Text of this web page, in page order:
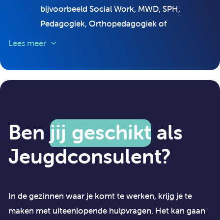
bijvoorbeeld Social Work, MWD, SPH,
Pedagogiek, Orthopedagogiek of
te registreren);
Kennis van en inzicht in de problematiek van
de doelgroep;
Bij voorkeur ervaring in het werken met
Je maakt de afweging of het gezin zelf en/of
Lees meer
Ben jij geschikt als
Jeugdconsulent?
In de gezinnen waar je komt te werken, krijg je te
maken met uiteenlopende hulpvragen. Het kan gaan